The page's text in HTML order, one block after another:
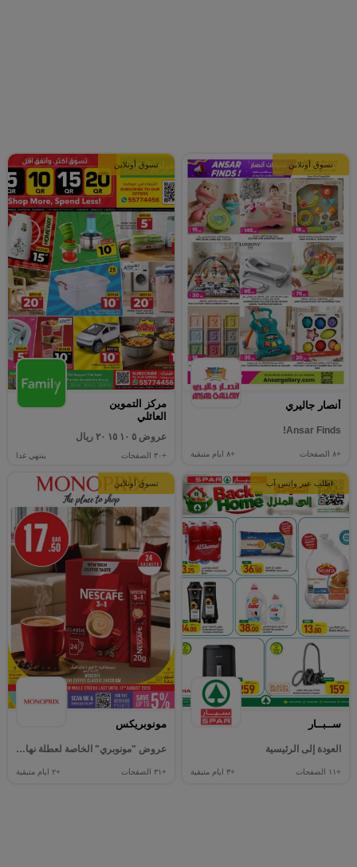
تسوق أونلاين
أنصار جاليري
Ansar Finds!
+٨ الصفحات +٨ ايام متبقية
تسوق أونلاين
مركز التموين
العائلي
عروض ٥ ١٠ ١٥ ٢٠ ريال
+٣٠ الصفحات ينتهي غدا
اطلب عبر واتس آب
ســبــار
العودة إلى الرئيسية
+١١ الصفحات +٣ ايام متبقية
تسوق أونلاين
مونوبريكس
عروض "مونوبري" الخاصة لعطلة نهاية الأسبوع!
+٣١ الصفحات +٢ ايام متبقية